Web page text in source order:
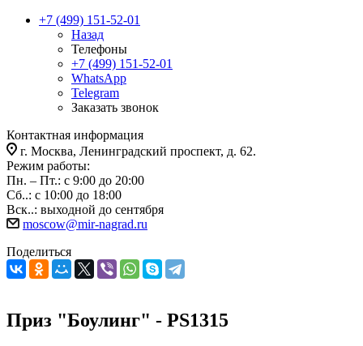
+7 (499) 151-52-01
Назад
Телефоны
+7 (499) 151-52-01
WhatsApp
Telegram
Заказать звонок
Контактная информация
г. Москва, Ленинградский проспект, д. 62.
Режим работы:
Пн. – Пт.: с 9:00 до 20:00
Сб..: с 10:00 до 18:00
Вск..: выходной до сентября
moscow@mir-nagrad.ru
Поделиться
Приз "Боулинг" - PS1315